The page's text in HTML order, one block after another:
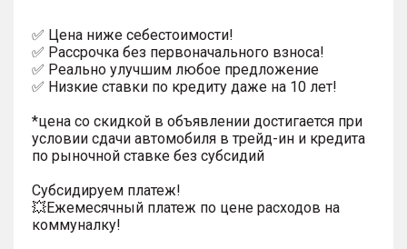
✅ Цена ниже себестоимости!
✅ Рассрочка без первоначального взноса!
✅ Реально улучшим любое предложение
✅ Низкие ставки по кредиту даже на 10 лет!
*цена со скидкой в объявлении достигается при
условии сдачи автомобиля в трейд-ин и кредита
по рыночной ставке без субсидий
Субсидируем платеж!
💥Ежемесячный платеж по цене расходов на
коммуналку!